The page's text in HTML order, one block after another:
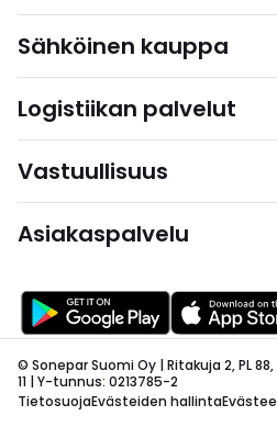
Sähköinen kauppa
Logistiikan palvelut
Vastuullisuus
Asiakaspalvelu
© Sonepar Suomi Oy | Ritakuja 2, PL 88,
11 | Y-tunnus: 0213785-2
TietosuojaEvästeiden hallinta